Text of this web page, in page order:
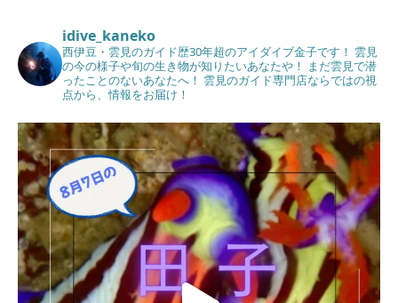
idive_kaneko
西伊豆・雲見のガイド歴30年超のアイダイブ金子です！ 雲見
の今の様子や旬の生き物が知りたいあなたや！ まだ雲見で潜
ったことのないあなたへ！ 雲見のガイド専門店ならではの視
点から、情報をお届け！